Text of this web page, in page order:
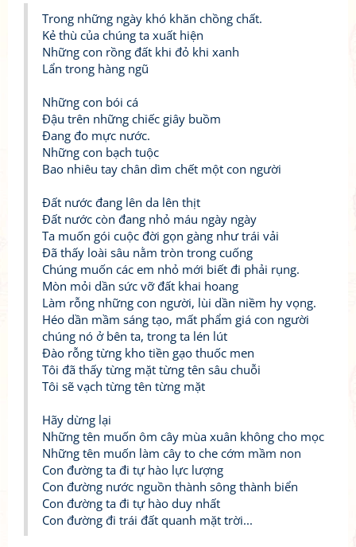
Trong những ngày khó khăn chồng chất.
Kẻ thù của chúng ta xuất hiện
Những con rồng đất khi đỏ khi xanh
Lẩn trong hàng ngũ
Những con bói cá
Đậu trên những chiếc giây buồm
Đang đo mực nước.
Những con bạch tuộc
Bao nhiêu tay chân dìm chết một con người
Đất nước đang lên da lên thịt
Đất nước còn đang nhỏ máu ngày ngày
Ta muốn gói cuộc đời gọn gàng như trái vải
Đã thấy loài sâu nằm tròn trong cuống
Chúng muốn các em nhỏ mới biết đi phải rụng.
Mòn mỏi dần sức vỡ đất khai hoang
Làm rỗng những con người, lùi dần niềm hy vọng.
Héo dần mầm sáng tạo, mất phẩm giá con người
chúng nó ở bên ta, trong ta lén lút
Đào rỗng từng kho tiền gạo thuốc men
Tôi đã thấy từng mặt từng tên sâu chuỗi
Tôi sẽ vạch từng tên từng mặt
Hãy dừng lại
Những tên muốn ôm cây mùa xuân không cho mọc
Những tên muốn làm cây to che cớm mầm non
Con đường ta đi tự hào lực lượng
Con đường nước nguồn thành sông thành biển
Con đường ta đi tự hào duy nhất
Con đường đi trái đất quanh mặt trời...